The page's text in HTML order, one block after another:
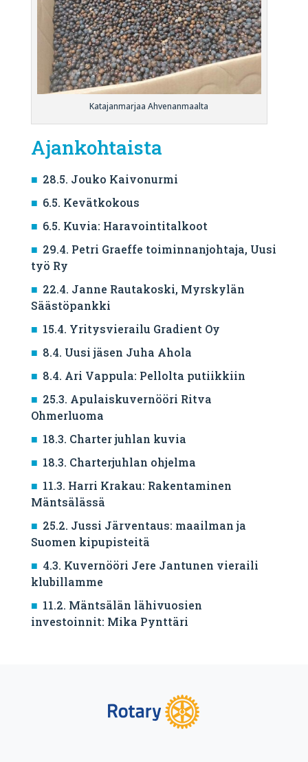
Katajanmarjaa Ahvenanmaalta
Ajankohtaista
28.5. Jouko Kaivonurmi
6.5. Kevätkokous
6.5. Kuvia: Haravointitalkoot
29.4. Petri Graeffe toiminnanjohtaja, Uusi
työ Ry
22.4. Janne Rautakoski, Myrskylän
Säästöpankki
15.4. Yritysvierailu Gradient Oy
8.4. Uusi jäsen Juha Ahola
8.4. Ari Vappula: Pellolta putiikkiin
25.3. Apulaiskuvernööri Ritva
Ohmerluoma
18.3. Charter juhlan kuvia
18.3. Charterjuhlan ohjelma
11.3. Harri Krakau: Rakentaminen
Mäntsälässä
25.2. Jussi Järventaus: maailman ja
Suomen kipupisteitä
4.3. Kuvernööri Jere Jantunen vieraili
klubillamme
11.2. Mäntsälän lähivuosien
investoinnit: Mika Pynttäri